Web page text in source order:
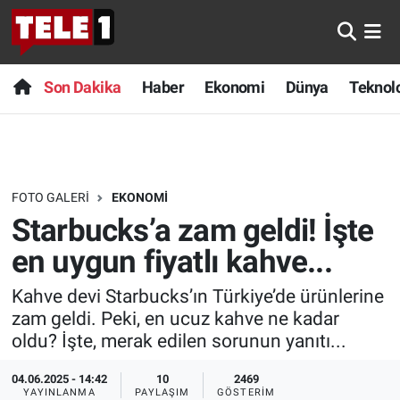
Son Dakika Haber Ekonomi Dünya
FOTO GALERI EKONOMI
Starbucks’a zam geldi! İşte
en uygun fiyatlı kahve...
Kahve devi Starbucks’ın Türkiye’de ürünlerine
zam geldi. Peki, en ucuz kahve ne kadar
oldu? İşte, merak edilen sorunun yanıtı...
04.06.2025 - 14:42
YAYINLANMA
10
PAYLAŞIM
2469
GÖSTERIM
Anında Manşet
Başka Sohbetler
Bilim turu
Bilim ve Teknoloji Evreni
Doğa Konuşuyor
Dünya
Ege Saati
Son Dakika
Haber
Dünya
Sağlık
Spor
Yayın Akışı
Nöbetçi Eczaneler
Hava Durumu
Trafik Durumu
Süper Lig Puan Durumu ve Fikstür
Tüm Manşetler
Son Dakika Haberleri
Haber Arşivi